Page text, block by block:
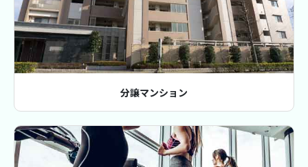
分譲マンション